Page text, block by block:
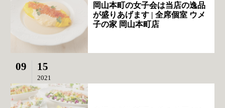
岡山本町の女子会は当店の逸品
が盛りあげます | 全席個室 ウメ
子の家 岡山本町店
09 15
2021